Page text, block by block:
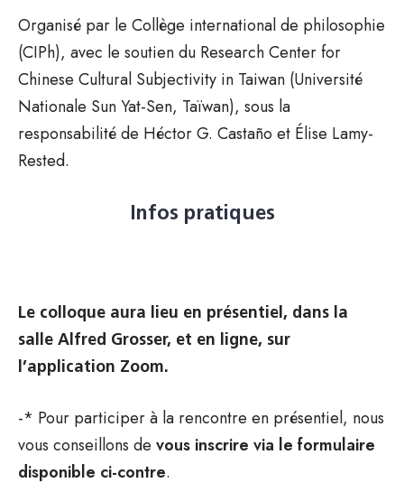
Organisé par le Collège international de philosophie
(CIPh), avec le soutien du Research Center for
Chinese Cultural Subjectivity in Taiwan (Université
Nationale Sun Yat-Sen, Taïwan), sous la
responsabilité de Héctor G. Castaño et Élise Lamy-
Rested.
Infos pratiques
Le colloque aura lieu en présentiel, dans la
salle Alfred Grosser, et en ligne, sur
l’application Zoom.
-* Pour participer à la rencontre en présentiel, nous
vous conseillons de vous inscrire via le formulaire
disponible ci-contre.